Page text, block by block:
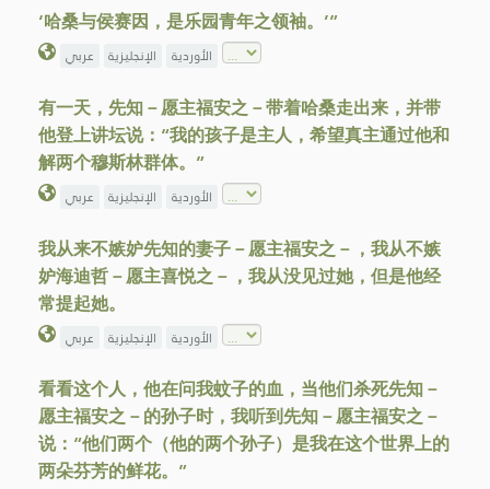
‘哈桑与侯赛因，是乐园青年之领袖。’”
عربي الإنجليزية الأوردية
有一天，先知－愿主福安之－带着哈桑走出来，并带
他登上讲坛说：“我的孩子是主人，希望真主通过他和
解两个穆斯林群体。”
عربي الإنجليزية الأوردية
我从来不嫉妒先知的妻子－愿主福安之－，我从不嫉
妒海迪哲－愿主喜悦之－，我从没见过她，但是他经
常提起她。
عربي الإنجليزية الأوردية
看看这个人，他在问我蚊子的血，当他们杀死先知－
愿主福安之－的孙子时，我听到先知－愿主福安之－
说：“他们两个（他的两个孙子）是我在这个世界上的
两朵芬芳的鲜花。”